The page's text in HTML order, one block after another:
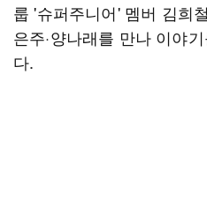
룹 '슈퍼주니어' 멤버 김희
은주·양나래를 만나 이야
다.